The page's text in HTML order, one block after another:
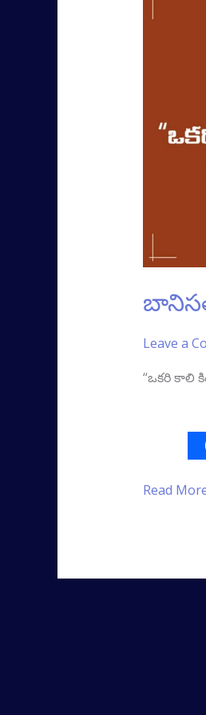
Leave a
“ఒకరి
–
సంకెళ్లు
Read